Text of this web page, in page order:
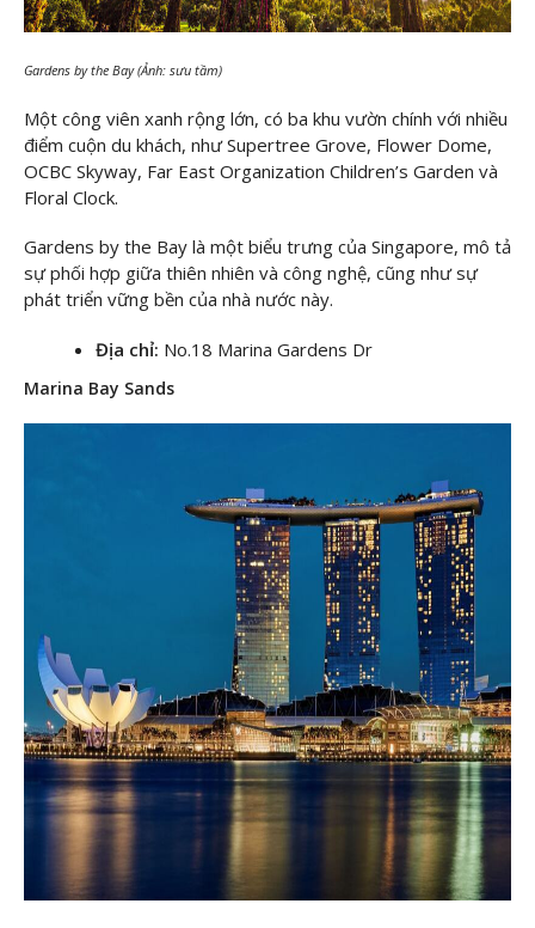
Gardens by the Bay (Ảnh: sưu tầm)
Một công viên xanh rộng lớn, có ba khu vườn chính với nhiều
điểm cuộn du khách, như Supertree Grove, Flower Dome,
OCBC Skyway, Far East Organization Children’s Garden và
Floral Clock.
Gardens by the Bay là một biểu trưng của Singapore, mô tả
sự phối hợp giữa thiên nhiên và công nghệ, cũng như sự
phát triển vững bền của nhà nước này.
Địa chỉ: No.18 Marina Gardens Dr
Marina Bay Sands